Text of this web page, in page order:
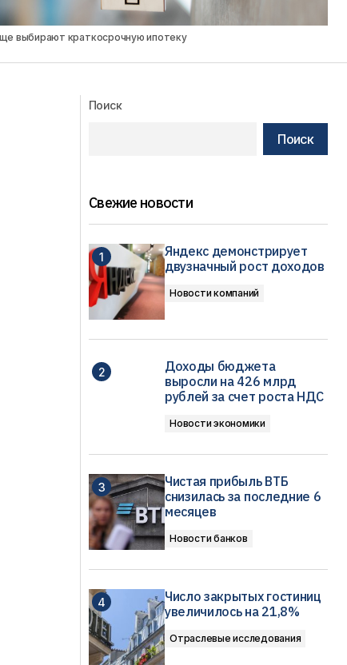
выбирают краткосрочную ипотеку
Поиск
Поиск
Свежие новости
Яндекс демонстрирует
двузначный рост доходов
Новости компаний
Доходы бюджета
выросли на 426 млрд
рублей за счет роста НДС
Новости экономики
Чистая прибыль ВТБ
снизилась за последние 6
месяцев
Новости банков
Число закрытых гостиниц
увеличилось на 21,8%
Отраслевые исследования